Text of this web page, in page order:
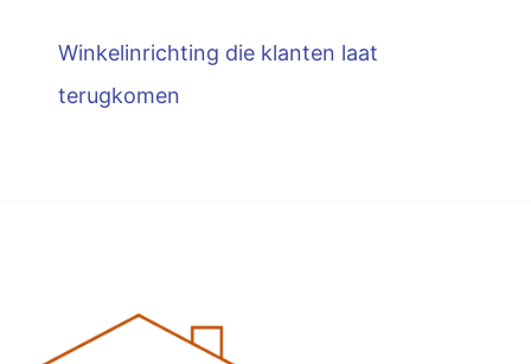
Winkelinrichting die klanten laat
terugkomen